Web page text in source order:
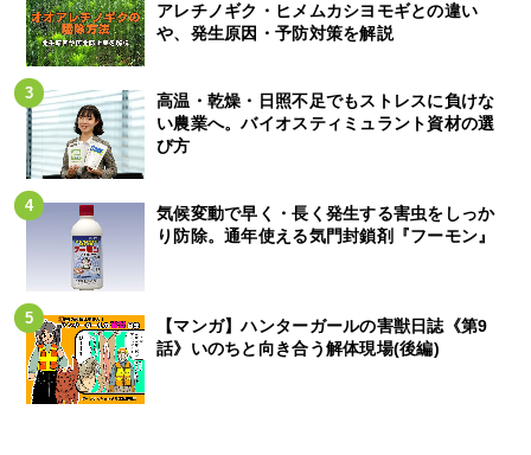
アレチノギク・ヒメムカシヨモギとの違い
や、発生原因・予防対策を解説
高温・乾燥・日照不足でもストレスに負けな
い農業へ。バイオスティミュラント資材の選
び方
気候変動で早く・長く発生する害虫をしっか
り防除。通年使える気門封鎖剤『フーモン』
【マンガ】ハンターガールの害獣日誌《第9
話》いのちと向き合う解体現場(後編)